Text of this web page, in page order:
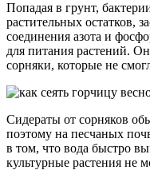
Попадая в грунт,
растительных остатков,
соединения азота и
для питания растений.
сорняки, которые не
Сидераты от сорняков
поэтому на песчаных
в том, что вода быстро
культурные растения не